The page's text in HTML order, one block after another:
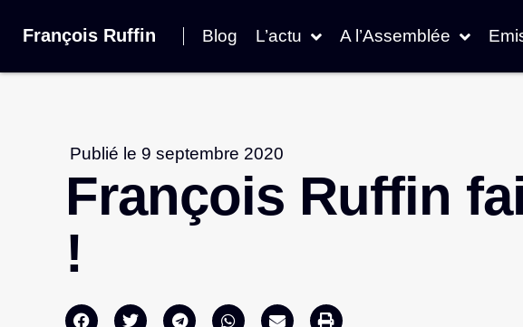
François Ruffin Blog L’actu A l’Assemblée
Publié le 9 septembre 2020
François Ruffin
!